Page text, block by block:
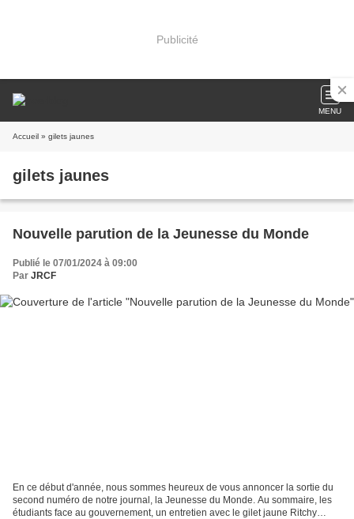
Publicité
MENU
Accueil » gilets jaunes
gilets jaunes
Nouvelle parution de la Jeunesse du Monde
Publié le 07/01/2024 à 09:00
Par JRCF
En ce début d'année, nous sommes heureux de vous annoncer la sortie du
second numéro de notre journal, la Jeunesse du Monde. Au sommaire, les
étudiants face au gouvernement, un entretien avec le gilet jaune Ritchy